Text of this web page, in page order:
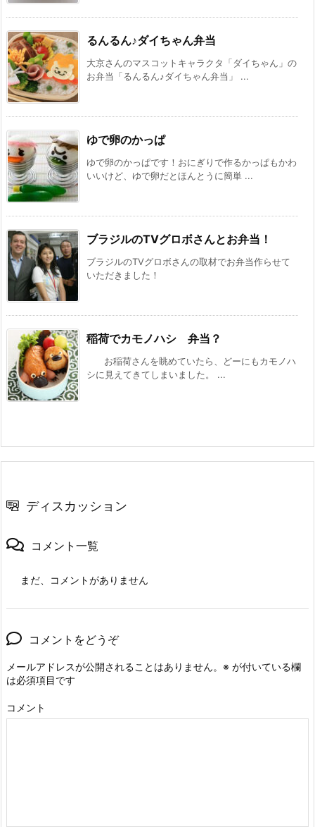
るんるん♪ダイちゃん弁当
大京さんのマスコットキャラクタ「ダイちゃん」の
お弁当「るんるん♪ダイちゃん弁当」 ...
ゆで卵のかっぱ
ゆで卵のかっぱです！おにぎりで作るかっぱもかわ
いいけど、ゆで卵だとほんとうに簡単 ...
ブラジルのTVグロボさんとお弁当！
ブラジルのTVグロボさんの取材でお弁当作らせて
いただきました！
稲荷でカモノハシ 弁当？
お稲荷さんを眺めていたら、どーにもカモノハ
シに見えてきてしまいました。 ...
ディスカッション
コメント一覧
まだ、コメントがありません
コメントをどうぞ
メールアドレスが公開されることはありません。 ※ が付いている欄
は必須項目です
コメント